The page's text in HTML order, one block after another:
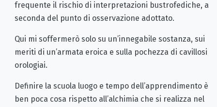
frequente il rischio di interpretazioni bustrofediche, a
seconda del punto di osservazione adottato.
Qui mi soffermerò solo su un’innegabile sostanza, sui
meriti di un’armata eroica e sulla pochezza di cavillosi
orologiai.
Definire la scuola luogo e tempo dell’apprendimento è
ben poca cosa rispetto all’alchimia che si realizza nel